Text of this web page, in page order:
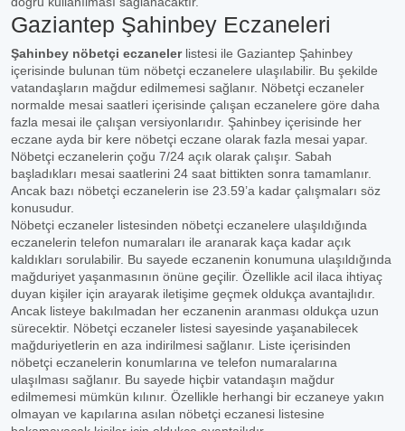
Gaziantep Şahinbey Eczaneleri
Şahinbey nöbetçi eczanelerlistesi ile Gaziantep Şahinbey
içerisinde bulunan tüm nöbetçi eczanelere ulaşılabilir. Bu şekilde
vatandaşların mağdur edilmemesi sağlanır. Nöbetçi eczaneler
normalde mesai saatleri içerisinde çalışan eczanelere göre daha
fazla mesai ile çalışan versiyonlarıdır. Şahinbey içerisinde her
eczane ayda bir kere nöbetçi eczane olarak fazla mesai yapar.
Nöbetçi eczanelerin çoğu 7/24 açık olarak çalışır. Sabah
başladıkları mesai saatlerini 24 saat bittikten sonra tamamlanır.
Ancak bazı nöbetçi eczanelerin ise 23.59’a kadar çalışmaları söz
konusudur.
Nöbetçi eczaneler listesinden nöbetçi eczanelere ulaşıldığında
eczanelerin telefon numaraları ile aranarak kaça kadar açık
kaldıkları sorulabilir. Bu sayede eczanenin konumuna ulaşıldığında
mağduriyet yaşanmasının önüne geçilir. Özellikle acil ilaca ihtiyaç
duyan kişiler için arayarak iletişime geçmek oldukça avantajlıdır.
Ancak listeye bakılmadan her eczanenin aranması oldukça uzun
sürecektir. Nöbetçi eczaneler listesi sayesinde yaşanabilecek
mağduriyetlerin en aza indirilmesi sağlanır. Liste içerisinden
nöbetçi eczanelerin konumlarına ve telefon numaralarına
ulaşılması sağlanır. Bu sayede hiçbir vatandaşın mağdur
edilmemesi mümkün kılınır. Özellikle herhangi bir eczaneye yakın
olmayan ve kapılarına asılan nöbetçi eczanesi listesine